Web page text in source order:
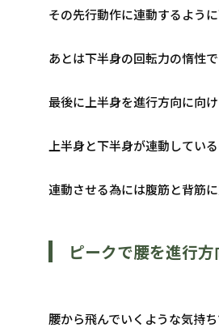
その先行動作に連動するよう
あとは下半身の回転力の惰性
最後に上半身を進行方向に向け
上半身と下半身が連動してい
連動させる為には腹筋と背筋
ピークで腰を進行
腰から飛んでいくような気持